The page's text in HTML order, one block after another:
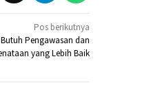
Pos berikutnya
Pengawasan dan
yang Lebih Baik